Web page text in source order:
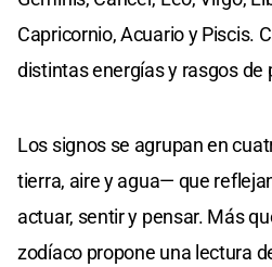
Capricornio, Acuario y Piscis.
distintas energías y rasgos de
Los signos se agrupan en
tierra, aire y agua— que
actuar, sentir y pensar. Más
zodíaco propone una lectura